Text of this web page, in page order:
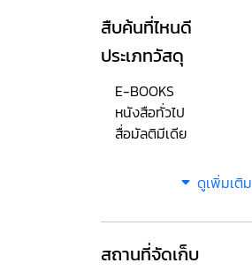
สืบค้นที่ไหนดี
ประเภทวัสดุ
E-BOOKS
หนังสือทั่วไป
สื่อมัลติมีเดีย
ดูเพิ่มเติม
สถานที่จัดเก็บ